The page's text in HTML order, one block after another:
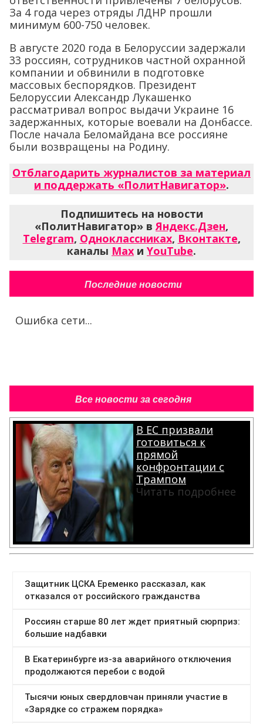
За 4 года через отряды ЛДНР прошли
минимум 600-750 человек.
В августе 2020 года в Белоруссии задержали
33 россиян, сотрудников частной охранной
компании и обвинили в подготовке
массовых беспорядков. Президент
Белоруссии Александр Лукашенко
рассматривал вопрос выдачи Украине 16
задержанных, которые воевали на Донбассе.
После начала Беломайдана все россияне
были возвращены на Родину.
Отблагодарить журналистов за материал
и поддержать «ПолитНавигатор».
Подпишитесь на новости
«ПолитНавигатор» в Яндекс.Дзен,
Telegram, Одноклассниках, Вконтакте,
каналы Max и YouTube.
Последние новости
Ошибка сети...
Все новости за сегодня
В ЕС призвали
готовиться к
прямой
конфронтации с
Трампом
Читать подробнее